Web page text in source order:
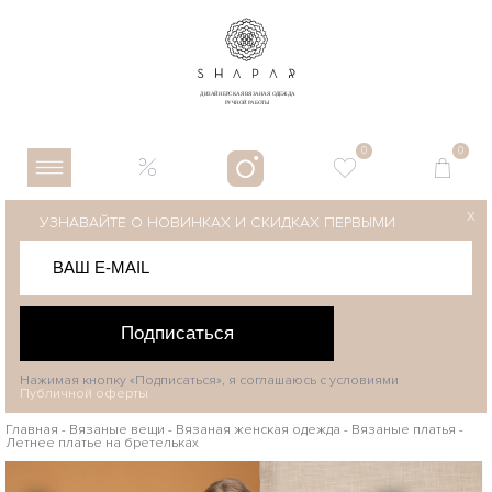
0 0
УЗНАВАЙТЕ О НОВИНКАХ И СКИДКАХ ПЕРВЫМИ
Подписаться
X
Нажимая кнопку «Подписаться», я соглашаюсь с условиями
Публичной оферты
Главная - Вязаные вещи - Вязаная женская одежда - Вязаные платья -
Летнее платье на бретельках